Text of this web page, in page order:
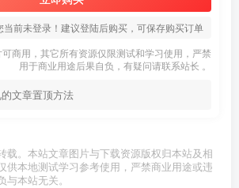
当前未登录！建议登陆后购买，可保存购买订单
商用，其它所有资源仅限测试和学习使用，严禁
用于商业用途后果自负，有疑问请联系站长 。
文章置顶方法
载。本站文章图片与下载资源版权归本站及相
供本地测试学习参考使用，严禁商业用途或违
本站无关。